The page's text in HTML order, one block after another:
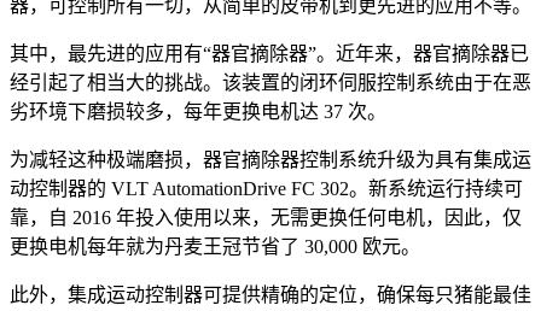
器，可控制所有一切，从简单的皮带机到更先进的应用不等。
其中，最先进的应用有“器官摘除器”。近年来，器官摘除器已
经引起了相当大的挑战。该装置的闭环伺服控制系统由于在恶
劣环境下磨损较多，每年更换电机达 37 次。
为减轻这种极端磨损，器官摘除器控制系统升级为具有集成运
动控制器的 VLT AutomationDrive FC 302。新系统运行持续可
靠，自 2016 年投入使用以来，无需更换任何电机，因此，仅
更换电机每年就为丹麦王冠节省了 30,000 欧元。
此外，集成运动控制器可提供精确的定位，确保每只猪能最佳